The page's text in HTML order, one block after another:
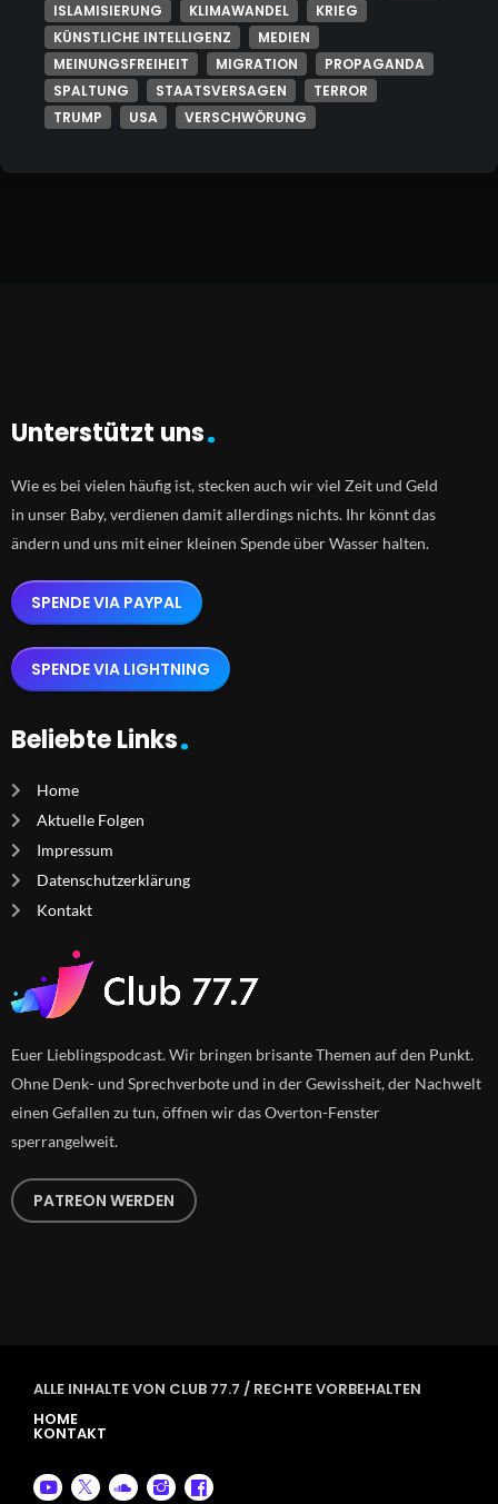
ISLAMISIERUNG
KLIMAWANDEL
KRIEG
KÜNSTLICHE INTELLIGENZ
MEDIEN
MEINUNGSFREIHEIT
MIGRATION
PROPAGANDA
SPALTUNG
STAATSVERSAGEN
TERROR
TRUMP
USA VERSCHWÖRUNG
Unterstützt uns
Wie es bei vielen häufig ist, stecken auch wir viel Zeit und Geld
in unser Baby, verdienen damit allerdings nichts. Ihr könnt das
ändern und uns mit einer kleinen Spende über Wasser halten.
SPENDE VIA PAYPAL
SPENDE VIA LIGHTNING
Beliebte Links
Home
Aktuelle Folgen
Impressum
Datenschutzerklärung
Kontakt
Euer Lieblingspodcast. Wir bringen brisante Themen auf den Punkt.
Ohne Denk- und Sprechverbote und in der Gewissheit, der Nachwelt
einen Gefallen zu tun, öffnen wir das Overton-Fenster
sperrangelweit.
PATREON WERDEN
ALLE INHALTE VON CLUB 77.7 / RECHTE VORBEHALTEN
HOME
KONTAKT